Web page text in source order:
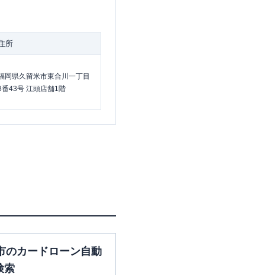
所
岡県久留米市東合川一丁目
番43号 江頭店舗1階
のカードローン自動
索